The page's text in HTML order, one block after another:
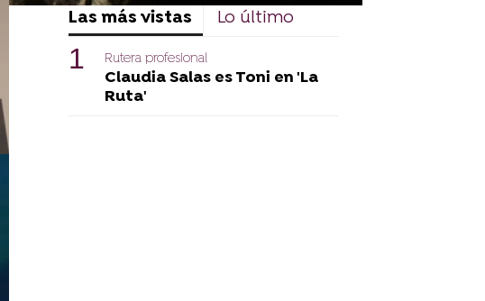
Las más vistas Lo último
Rutera profesional
Claudia Salas es Toni en 'La
Ruta'